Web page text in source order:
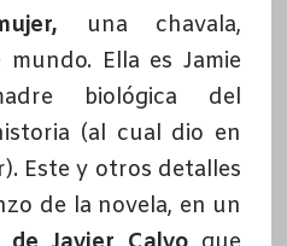
una chavala,
mundo. Ella es Jamie
biológica del
(al cual dio en
Este y otros detalles
de la novela, en un